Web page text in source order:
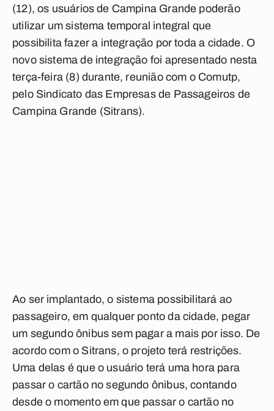
(12), os usuários de Campina Grande poderão
utilizar um sistema temporal integral que
possibilita fazer a integração por toda a cidade. O
novo sistema de integração foi apresentado nesta
terça-feira (8) durante, reunião com o Comutp,
pelo Sindicato das Empresas de Passageiros de
Campina Grande (Sitrans).
Ao ser implantado, o sistema possibilitará ao
passageiro, em qualquer ponto da cidade, pegar
um segundo ônibus sem pagar a mais por isso. De
acordo com o Sitrans, o projeto terá restrições.
Uma delas é que o usuário terá uma hora para
passar o cartão no segundo ônibus, contando
desde o momento em que passar o cartão no